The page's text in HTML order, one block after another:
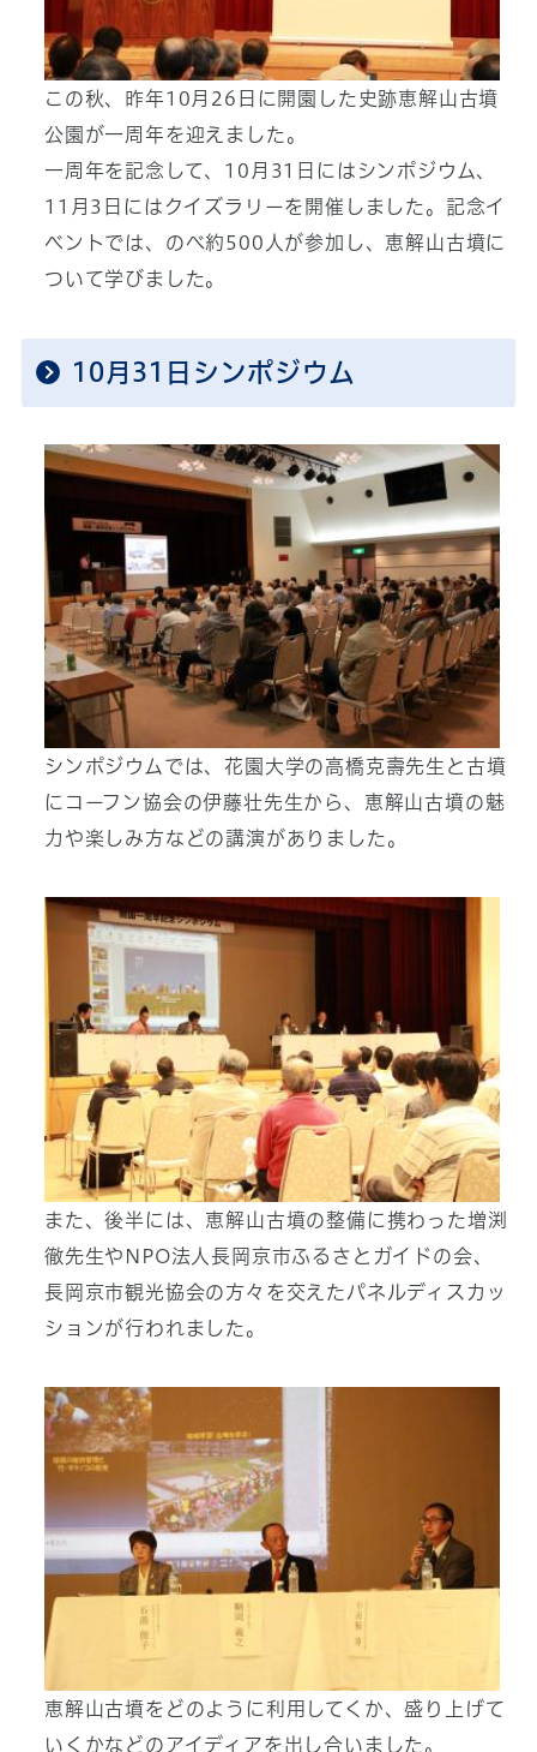
この秋、昨年10月26日に開園した史跡恵解山古墳
公園が一周年を迎えました。
一周年を記念して、10月31日にはシンポジウム、
11月3日にはクイズラリーを開催しました。記念イ
ベントでは、のべ約500人が参加し、恵解山古墳に
ついて学びました。
10月31日シンポジウム
シンポジウムでは、花園大学の高橋克壽先生と古墳
にコーフン協会の伊藤壮先生から、恵解山古墳の魅
力や楽しみ方などの講演がありました。
また、後半には、恵解山古墳の整備に携わった増渕
徹先生やNPO法人長岡京市ふるさとガイドの会、
長岡京市観光協会の方々を交えたパネルディスカッ
ションが行われました。
恵解山古墳をどのように利用してくか、盛り上げて
いくかなどのアイディアを出し合いました。